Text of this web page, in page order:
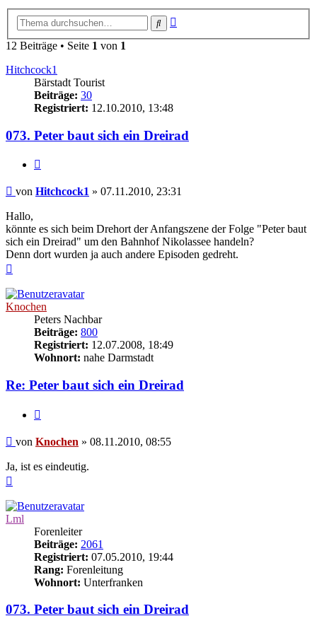
Suche
12 Beiträge • Seite 1 von 1
Hitchcock1
Bärstadt Tourist
Beiträge: 30
Registriert: 12.10.2010, 13:48
073. Peter baut sich ein Dreirad
Beitrag
von Hitchcock1 » 07.11.2010, 23:31
Hallo,
könnte es sich beim Drehort der Anfangszene der Folge "Peter baut
sich ein Dreirad" um den Bahnhof Nikolassee handeln?
Denn dort wurden ja auch andere Episoden gedreht.
Knochen
Peters Nachbar
Beiträge: 800
Registriert: 12.07.2008, 18:49
Wohnort: nahe Darmstadt
Re: Peter baut sich ein Dreirad
Beitrag
von Knochen » 08.11.2010, 08:55
Ja, ist es eindeutig.
Lml
Forenleiter
Beiträge: 2061
Registriert: 07.05.2010, 19:44
Rang: Forenleitung
Wohnort: Unterfranken
073. Peter baut sich ein Dreirad